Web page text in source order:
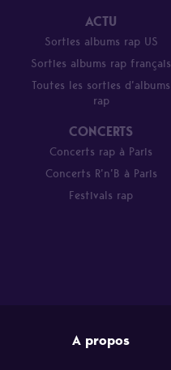
ACTU
Sorties albums rap US
Sorties albums rap français
Toutes les sorties d’albums
rap
CONCERTS
Concerts rap à Paris
Concerts R’n’B à Paris
Festivals rap
A propos